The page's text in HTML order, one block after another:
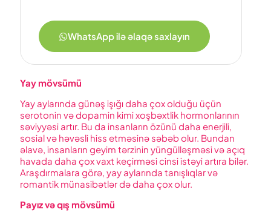
WhatsApp ilə əlaqə saxlayın
Yay mövsümü
Yay aylarında günəş işığı daha çox olduğu üçün
serotonin və dopamin kimi xoşbəxtlik hormonlarının
səviyyəsi artır. Bu da insanların özünü daha enerjili,
sosial və həvəsli hiss etməsinə səbəb olur. Bundan
əlavə, insanların geyim tərzinin yüngülləşməsi və açıq
havada daha çox vaxt keçirməsi cinsi istəyi artıra bilər.
Araşdırmalara görə, yay aylarında tanışlıqlar və
romantik münasibətlər də daha çox olur.
Payız və qış mövsümü